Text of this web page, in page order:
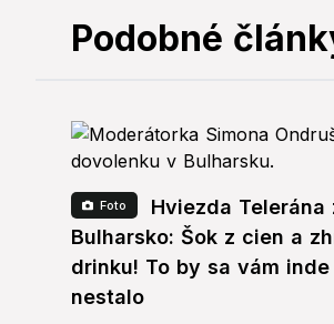
Podobné
Foto
Hviezda Telerána
Bulharsko: Šok z cien a
drinku! To by sa vám
nestalo